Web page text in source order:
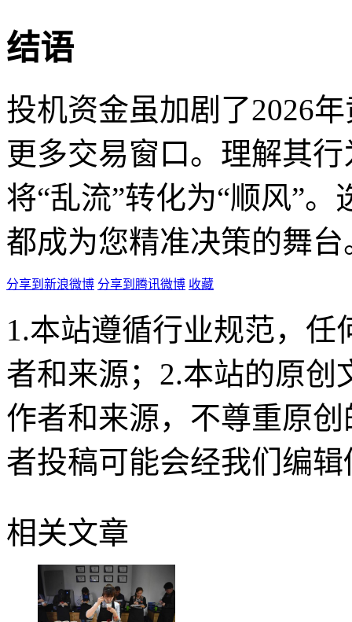
结语
投机资金虽加剧了2026
更多交易窗口。理解其
将“乱流”转化为“顺风”
都成为您精准决策的舞台
分享到新浪微博 分享到腾讯微博 收藏
1.本站遵循行业规范，
者和来源；2.本站的原
作者和来源，不尊重原
者投稿可能会经我们编
相关文章